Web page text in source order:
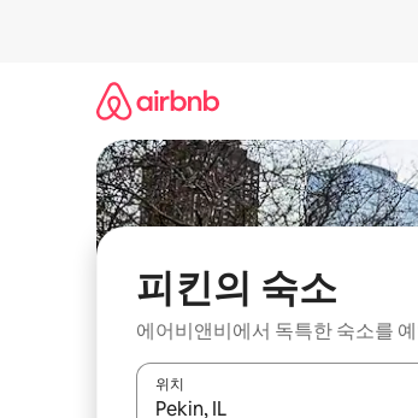
피킨의 숙소
에어비앤비에서 독특한 숙소를
위치
결과가 나오면 위·아래 화살표 키